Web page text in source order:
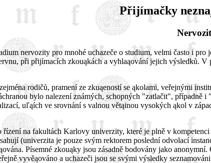
Přijímačky
nervozity pro mnohé uchazeče o studium, velmi často i
při přijímacích zkouąkách a vyhlaąování jejich výsledků.
rodičů, pramení ze zkuąeností se ąkolami, veřejnými
bylo nalezení známých, schopných "zatlačit",
uľąích ve srovnání s valnou větąinou vysokých ąkol v
na fakultách Karlovy univerzity, které je plně v
(univerzita je pouze svým rektorem poslední odvolací
Písemné zkouąky jsou zásadně bodovány jako
vyvěąováno a uchazeči jsou se svými výsledky